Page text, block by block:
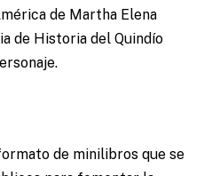
de Martha Elena
de Historia del Quindío
de minilibros que se